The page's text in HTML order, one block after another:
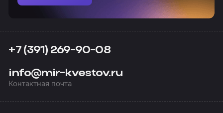
+7 (391) 269-90-08
info@mir-kvestov.ru
Контактная почта